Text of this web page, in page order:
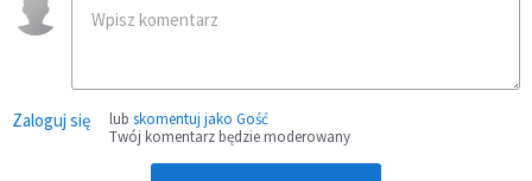
Zaloguj się lub skomentuj jako Gość
Twój komentarz będzie moderowany